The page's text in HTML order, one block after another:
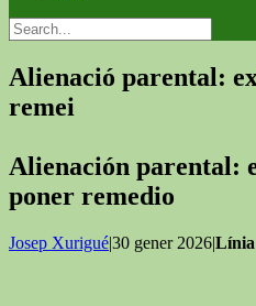
Alienació parental:
remei
Alienación parental:
poner remedio
Josep Xurigué|30 gener 2026|Línia